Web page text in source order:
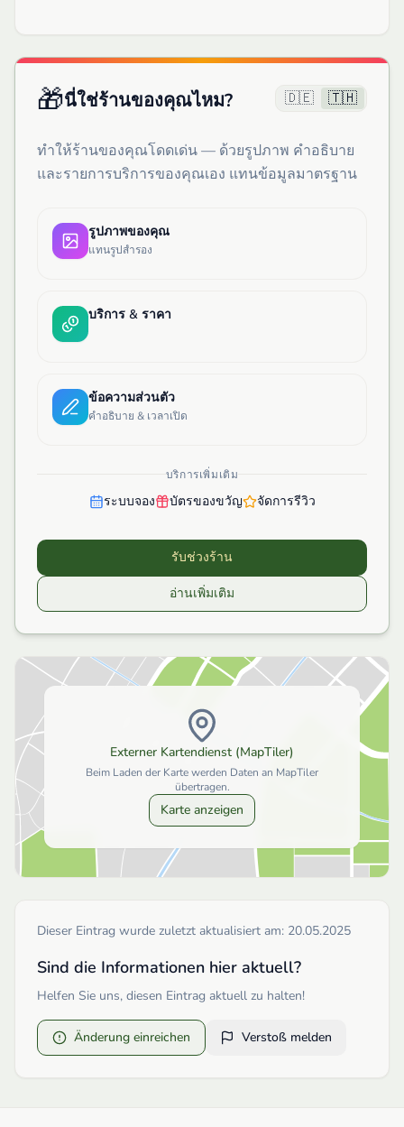
🎁นี่ใช่ร้านของคุณไหม? 🇩🇪 🇹🇭
ทำให้ร้านของคุณโดดเด่น — ด้วยรูปภาพ คำอธิบาย
และรายการบริการของคุณเอง แทนข้อมูลมาตรฐาน
รูปภาพของคุณ
แทนรูปสำรอง
บริการ & ราคา
ข้อความส่วนตัว
คำอธิบาย & เวลาเปิด
บริการเพิ่มเติม
ระบบจอง บัตรของขวัญ จัดการรีวิว
รับช่วงร้าน
อ่านเพิ่มเติม
Externer Kartendienst (MapTiler)
Beim Laden der Karte werden Daten an MapTiler
übertragen.
Karte anzeigen
Dieser Eintrag wurde zuletzt aktualisiert am: 20.05.2025
Sind die Informationen hier aktuell?
Helfen Sie uns, diesen Eintrag aktuell zu halten!
Änderung einreichen Verstoß melden